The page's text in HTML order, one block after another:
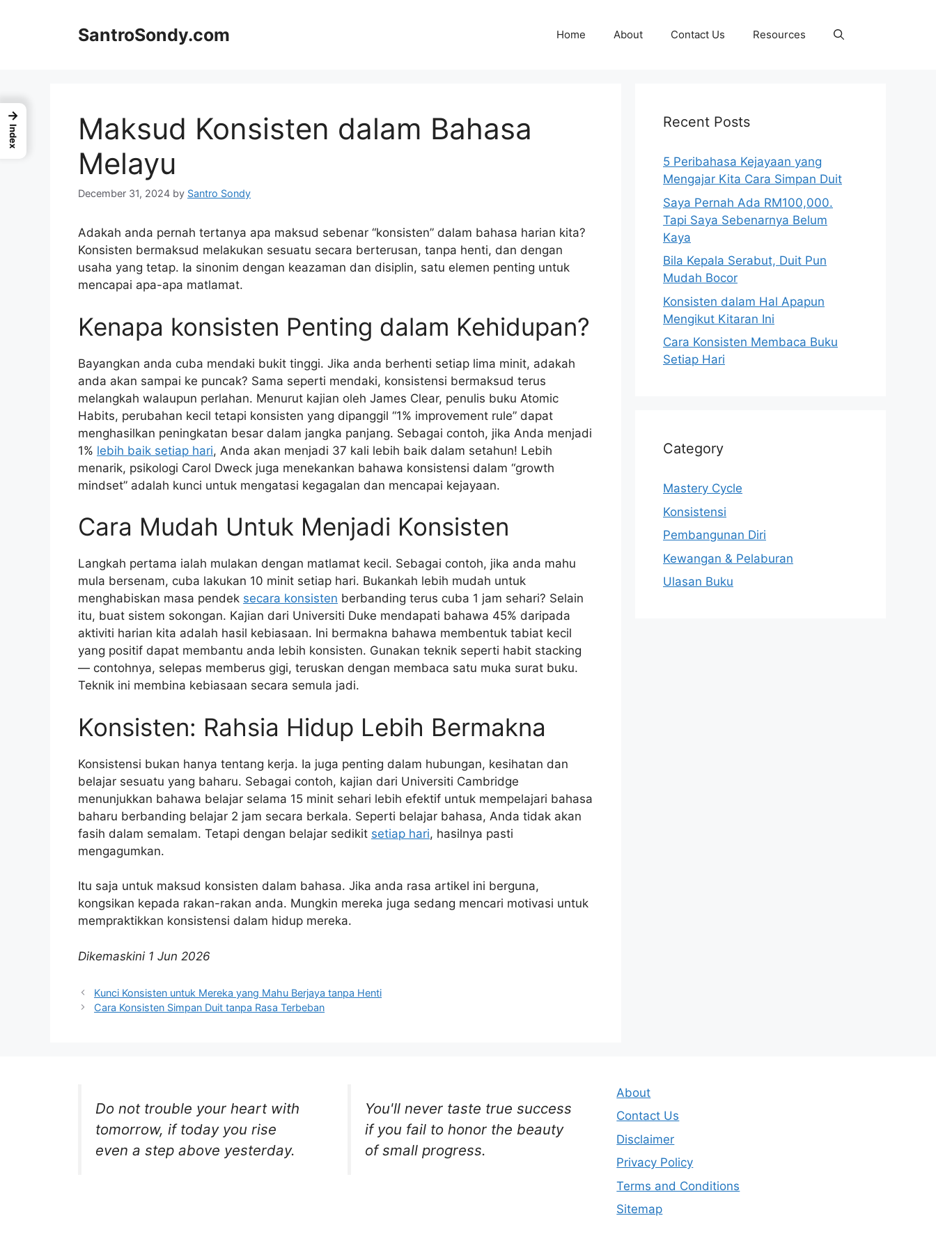
SantroSondy.com Home About Contact Us Resources
Maksud Konsisten dalam Bahasa
Melayu
December 31, 2024 by Santro Sondy
Adakah anda pernah tertanya apa maksud sebenar “konsisten” dalam bahasa harian kita?
Konsisten bermaksud melakukan sesuatu secara berterusan, tanpa henti, dan dengan
usaha yang tetap. Ia sinonim dengan keazaman dan disiplin, satu elemen penting untuk
mencapai apa-apa matlamat.
Kenapa konsisten Penting dalam Kehidupan?
Bayangkan anda cuba mendaki bukit tinggi. Jika anda berhenti setiap lima minit, adakah
anda akan sampai ke puncak? Sama seperti mendaki, konsistensi bermaksud terus
melangkah walaupun perlahan. Menurut kajian oleh James Clear, penulis buku Atomic
Habits, perubahan kecil tetapi konsisten yang dipanggil “1% improvement rule” dapat
menghasilkan peningkatan besar dalam jangka panjang. Sebagai contoh, jika Anda menjadi
1% lebih baik setiap hari, Anda akan menjadi 37 kali lebih baik dalam setahun! Lebih
menarik, psikologi Carol Dweck juga menekankan bahawa konsistensi dalam “growth
mindset” adalah kunci untuk mengatasi kegagalan dan mencapai kejayaan.
Cara Mudah Untuk Menjadi Konsisten
Langkah pertama ialah mulakan dengan matlamat kecil. Sebagai contoh, jika anda mahu
mula bersenam, cuba lakukan 10 minit setiap hari. Bukankah lebih mudah untuk
menghabiskan masa pendek secara konsisten berbanding terus cuba 1 jam sehari? Selain
itu, buat sistem sokongan. Kajian dari Universiti Duke mendapati bahawa 45% daripada
aktiviti harian kita adalah hasil kebiasaan. Ini bermakna bahawa membentuk tabiat kecil
yang positif dapat membantu anda lebih konsisten. Gunakan teknik seperti habit stacking
— contohnya, selepas memberus gigi, teruskan dengan membaca satu muka surat buku.
Teknik ini membina kebiasaan secara semula jadi.
Konsisten: Rahsia Hidup Lebih Bermakna
Konsistensi bukan hanya tentang kerja. Ia juga penting dalam hubungan, kesihatan dan
belajar sesuatu yang baharu. Sebagai contoh, kajian dari Universiti Cambridge
menunjukkan bahawa belajar selama 15 minit sehari lebih efektif untuk mempelajari bahasa
baharu berbanding belajar 2 jam secara berkala. Seperti belajar bahasa, Anda tidak akan
fasih dalam semalam. Tetapi dengan belajar sedikit setiap hari, hasilnya pasti
mengagumkan.
Itu saja untuk maksud konsisten dalam bahasa. Jika anda rasa artikel ini berguna,
kongsikan kepada rakan-rakan anda. Mungkin mereka juga sedang mencari motivasi untuk
mempraktikkan konsistensi dalam hidup mereka.
Dikemaskini 1 Jun 2026
Kunci Konsisten untuk Mereka yang Mahu Berjaya tanpa Henti
Cara Konsisten Simpan Duit tanpa Rasa Terbeban
Recent Posts
5 Peribahasa Kejayaan yang
Mengajar Kita Cara Simpan Duit
Saya Pernah Ada RM100,000.
Tapi Saya Sebenarnya Belum
Kaya
Bila Kepala Serabut, Duit Pun
Mudah Bocor
Konsisten dalam Hal Apapun
Mengikut Kitaran Ini
Cara Konsisten Membaca Buku
Setiap Hari
Category
Mastery Cycle
Konsistensi
Pembangunan Diri
Kewangan & Pelaburan
Ulasan Buku
Do not trouble your heart with
tomorrow, if today you rise
even a step above yesterday.
You'll never taste true success
if you fail to honor the beauty
of small progress.
About
Contact Us
Disclaimer
Privacy Policy
Terms and Conditions
Sitemap
→
Index